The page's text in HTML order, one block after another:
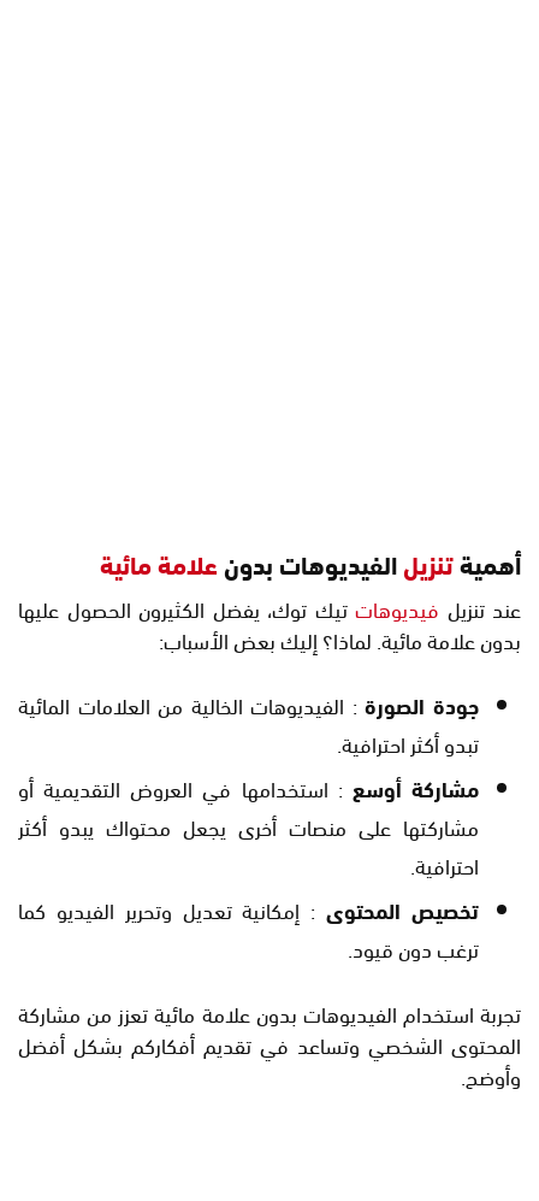
أهميةتنزيلالفيديوهات بدونعلامة مائية
عند تنزيل فيديوهاتتيك توك، يفضل الكثيرون الحصول عليها
بدون علامة مائية. لماذا؟ إليك بعض الأسباب:
جودة الصورة: الفيديوهات الخالية من العلامات المائية
تبدو أكثر احترافية.
مشاركة أوسع : استخدامها في العروض التقديمية أو
مشاركتها على منصات أخرى يجعل محتواك يبدو أكثر
احترافية.
تخصيص المحتوى: إمكانية تعديل وتحرير الفيديو كما
ترغب دون قيود.
تجربة استخدام الفيديوهات بدون علامة مائية تعزز من مشاركة
المحتوى الشخصي وتساعد في تقديم أفكاركم بشكل أفضل
وأوضح.